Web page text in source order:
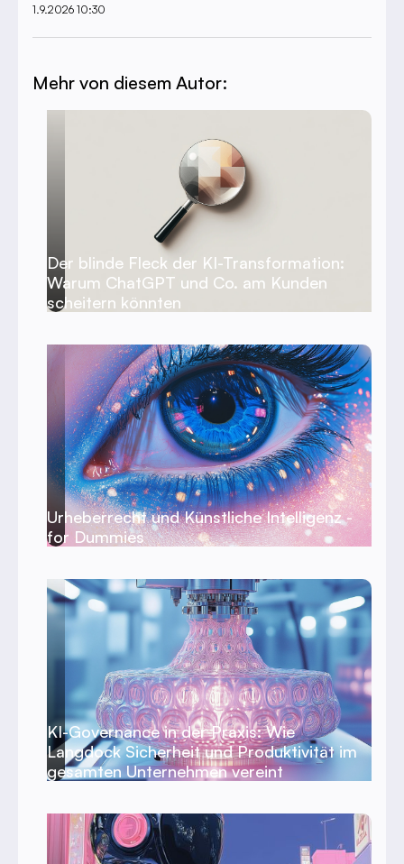
1.9.2026 10:30
Mehr von diesem Autor:
Der blinde Fleck der KI-Transformation:
Warum ChatGPT und Co. am Kunden
scheitern könnten
Urheberrecht und Künstliche Intelligenz -
for Dummies
KI-Governance in der Praxis: Wie
Langdock Sicherheit und Produktivität im
gesamten Unternehmen vereint